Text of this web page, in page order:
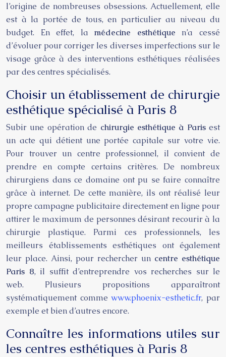
l’origine de nombreuses obsessions. Actuellement, elle
est à la portée de tous, en particulier au niveau du
budget. En effet, lamédecine esthétique n’a cessé
d’évoluer pour corriger les diverses imperfections sur le
visage grâce à des interventions esthétiques réalisées
par des centres spécialisés.
Choisir un établissement de chirurgie
esthétique spécialisé à Paris 8
Subir une opération de chirurgie esthétique à Paris est
un acte qui détient une portée capitale sur votre vie.
Pour trouver un centre professionnel, il convient de
prendre en compte certains critères. De nombreux
chirurgiens dans ce domaine ont pu se faire connaître
grâce à internet. De cette manière, ils ont réalisé leur
propre campagne publicitaire directement en ligne pour
attirer le maximum de personnes désirant recourir à la
chirurgie plastique. Parmi ces professionnels, les
meilleurs établissements esthétiques ont également
leur place. Ainsi, pour rechercher un centre esthétique
Paris 8, il suffit d’entreprendre vos recherches sur le
web. Plusieurs propositions apparaîtront
systématiquement commewww.phoenix-esthetic.fr, par
exemple et bien d’autres encore.
Connaître les informations utiles sur
les centres esthétiques à Paris 8